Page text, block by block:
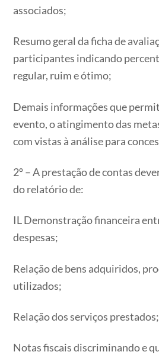
associados;
Resumo geral da ficha de
participantes indicando
regular, ruim e ótimo;
Demais informações que
evento, o atingimento das
com vistas à análise para
2º – A prestação de contas
do relatório de:
IL Demonstração financeira
despesas;
Relação de bens adquiridos,
utilizados;
Relação dos serviços prestados;
Notas fiscais discriminando e